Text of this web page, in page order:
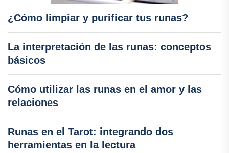
¿Cómo limpiar y purificar tus runas?
La interpretación de las runas: conceptos
básicos
Cómo utilizar las runas en el amor y las
relaciones
Runas en el Tarot: integrando dos
herramientas en la lectura